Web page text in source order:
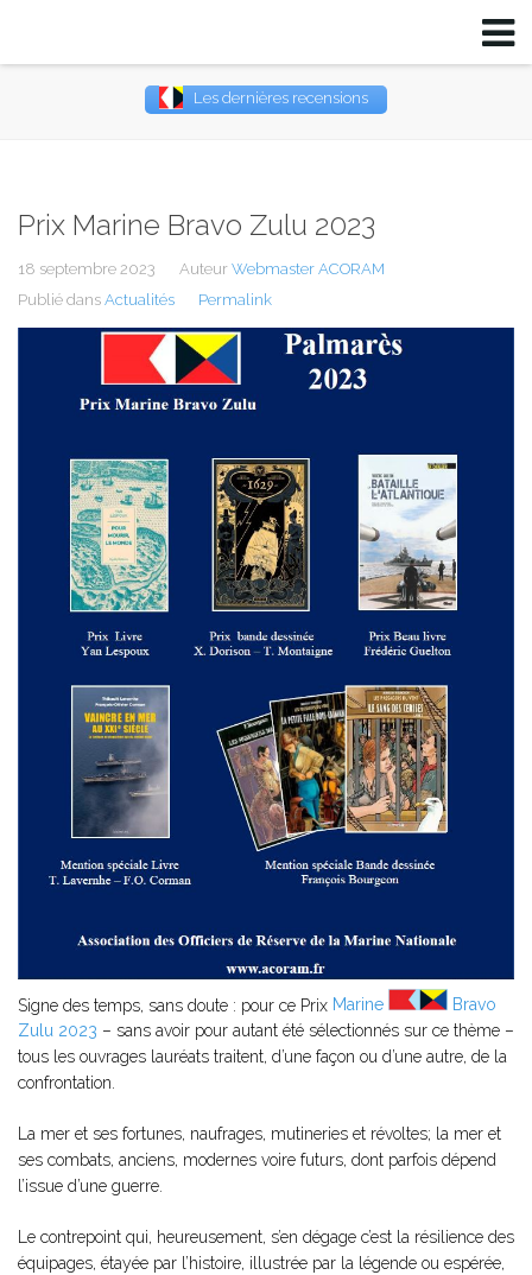
Les dernières recensions
Prix Marine Bravo Zulu 2023
18 septembre 2023 Auteur Webmaster ACORAM
Publié dans Actualités Permalink
Signe des temps, sans doute : pour ce Prix Marine
Bravo
Zulu 2023 – sans avoir pour autant été sélectionnés sur ce thème –
tous les ouvrages lauréats traitent, d’une façon ou d’une autre, de la
confrontation.
La mer et ses fortunes, naufrages, mutineries et révoltes; la mer et
ses combats, anciens, modernes voire futurs, dont parfois dépend
l’issue d’une guerre.
Le contrepoint qui, heureusement, s’en dégage c’est la résilience des
équipages, étayée par l’histoire, illustrée par la légende ou espérée,